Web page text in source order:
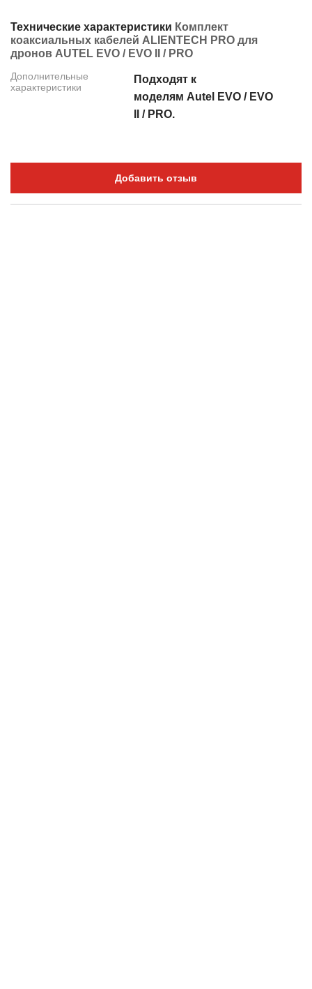
Технические характеристики Комплект
коаксиальных кабелей ALIENTECH PRO для
дронов AUTEL EVO / EVO II / PRO
Дополнительные
характеристики
Подходят к
моделям Autel EVO / EVO
II / PRO.
Добавить отзыв